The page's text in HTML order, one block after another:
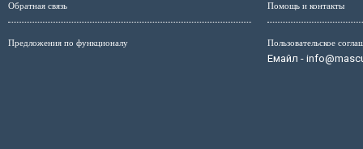
Обратная связь
Предложения по функционалу
Помощь и контакты
Пользовательское
Емайл -